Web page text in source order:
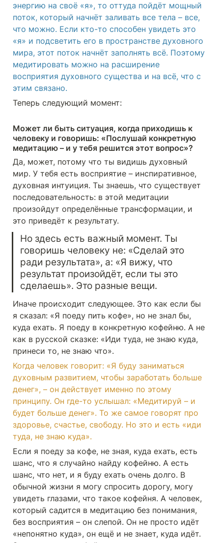
энергию на своё «я», то оттуда пойдёт мощный
поток, который начнёт заливать все тела – все,
что можно. Если кто-то способен увидеть это
«я» и подсветить его в пространстве духовного
мира, этот поток начнёт заполнять всё. Поэтому
медитировать можно на расширение
восприятия духовного существа и на всё, что с
этим связано.
Теперь следующий момент:
Может ли быть ситуация, когда приходишь к
человеку и говоришь: «Послушай конкретную
медитацию – и у тебя решится этот вопрос»?
Да, может, потому что ты видишь духовный
мир. У тебя есть восприятие – инспиративное,
духовная интуиция. Ты знаешь, что существует
последовательность: в этой медитации
произойдут определённые трансформации, и
это приведёт к результату.
Но здесь есть важный момент. Ты
говоришь человеку не: «Сделай это
ради результата», а: «Я вижу, что
результат произойдёт, если ты это
сделаешь». Это разные вещи.
Иначе происходит следующее. Это как если бы
я сказал: «Я поеду пить кофе», но не знал бы,
куда ехать. Я поеду в конкретную кофейню. А не
как в русской сказке: «Иди туда, не знаю куда,
принеси то, не знаю что».
Когда человек говорит: «Я буду заниматься
духовным развитием, чтобы заработать больше
денег», – он действует именно по этому
принципу. Он где-то услышал: «Медитируй – и
будет больше денег». То же самое говорят про
здоровье, счастье, свободу. Но это и есть «иди
туда, не знаю куда».
Если я поеду за кофе, не зная, куда ехать, есть
шанс, что я случайно найду кофейню. А есть
шанс, что нет, и я буду ехать очень долго. В
обычной жизни я могу спросить дорогу, могу
увидеть глазами, что такое кофейня. А человек,
который садится в медитацию без понимания,
без восприятия – он слепой. Он не просто идёт
«непонятно куда», он ещё и не знает, куда идёт.